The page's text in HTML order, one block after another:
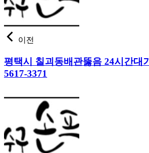
이전
평택시 칠괴동배관뚫음 24시간대
5617-3371